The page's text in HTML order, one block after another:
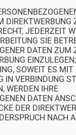
DIREKTWERBUNG
JEDERZEIT
SIE
DATEN ZUM
SOWEIT ES MIT
IN VERBINDUNG
WERDEN IHRE
DATEN
DER
NACH